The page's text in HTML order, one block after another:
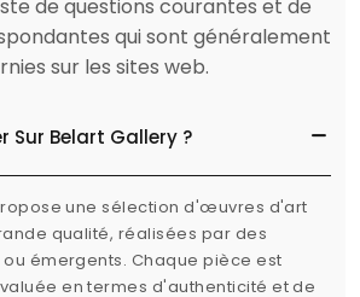
de questions courantes et de
qui sont généralement
sur les sites web.
Sur Belart Gallery ?
une sélection d'œuvres d'art
qualité, réalisées par des
émergents. Chaque pièce est
en termes d'authenticité et de